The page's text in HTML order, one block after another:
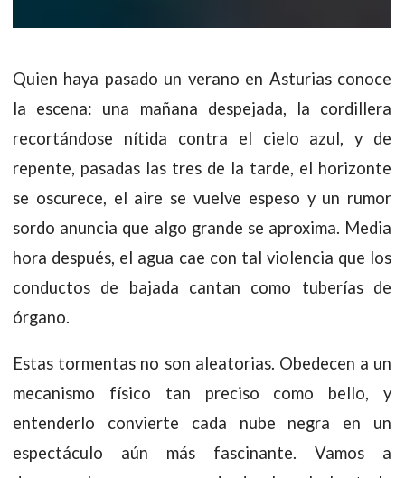
Quien haya pasado un verano en Asturias conoce
la escena: una mañana despejada, la cordillera
recortándose nítida contra el cielo azul, y de
repente, pasadas las tres de la tarde, el horizonte
se oscurece, el aire se vuelve espeso y un rumor
sordo anuncia que algo grande se aproxima. Media
hora después, el agua cae con tal violencia que los
conductos de bajada cantan como tuberías de
órgano.
Estas tormentas no son aleatorias. Obedecen a un
mecanismo físico tan preciso como bello, y
entenderlo convierte cada nube negra en un
espectáculo aún más fascinante. Vamos a